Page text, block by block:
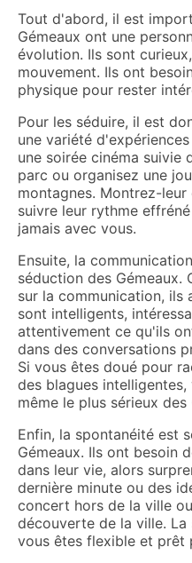
Tout d'abord, il est
Gémeaux ont une
évolution. Ils sont
mouvement. Ils ont
physique pour rester
Pour les séduire, il est
une variété
une soirée cinéma suivie
parc ou organisez une
montagnes. Montrez-
suivre leur rythme
jamais avec vous.
Ensuite, la
séduction des Gémeaux.
sur la communication, ils
sont intelligents,
attentivement ce qu'ils
dans des conversations
Si vous êtes doué pour
des blagues
même le plus sérieux des
Enfin, la spontanéité est
Gémeaux. Ils ont besoin
dans leur vie, alors
dernière minute ou des
concert hors de la ville
découverte de la ville.
vous êtes flexible et prêt